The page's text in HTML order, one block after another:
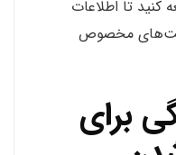
کنید تا اطلاعات
مخصوص
برای